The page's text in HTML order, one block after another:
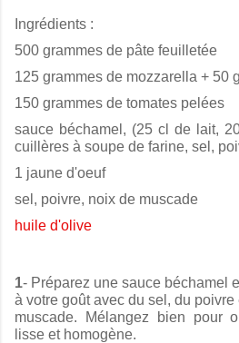
Ingrédients :
500 grammes de pâte feuilletée
125 grammes de mozzarella + 50
150 grammes de tomates pelées
sauce béchamel, (25 cl de lait,
cuillères à soupe de farine, sel,
1 jaune d'oeuf
sel, poivre, noix de muscade
huile d'olive
1- Préparez une sauce béchamel
à votre goûtavec du sel, du poivre
muscade. Mélangez bien pour
lisse et homogène.